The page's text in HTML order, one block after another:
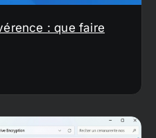
: que faire